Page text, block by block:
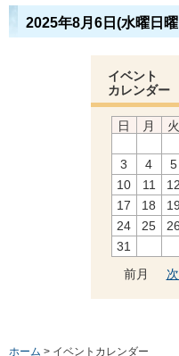
2025年8月6日(水曜日
イベント
カレンダー
日 月 火
3
4 5
10
11 12
17
18 19
24
25 26
31
前月
ホーム > イベントカレンダー